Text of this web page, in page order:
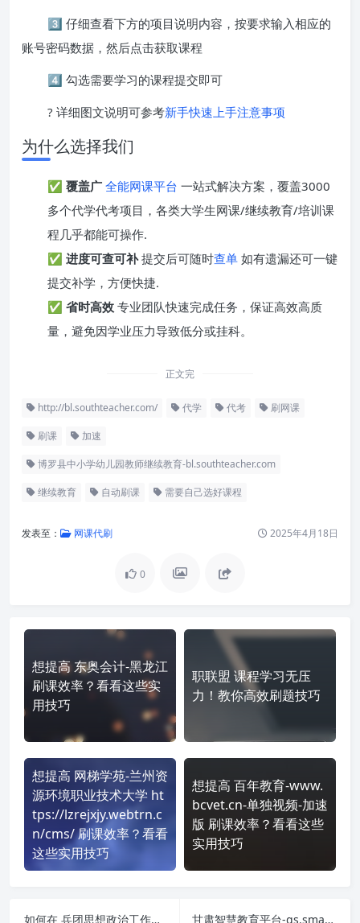
3️⃣ 仔细查看下方的项目说明内容，按要求输入相应的
账号密码数据，然后点击获取课程
4️⃣ 勾选需要学习的课程提交即可
? 详细图文说明可参考新手快速上手注意事项
为什么选择我们
✅ 覆盖广 全能网课平台 一站式解决方案，覆盖3000
多个代学代考项目，各类大学生网课/继续教育/培训课
程几乎都能可操作.
✅ 进度可查可补提交后可随时查单 如有遗漏还可一键
提交补学，方便快捷.
✅ 省时高效 专业团队快速完成任务，保证高效高质
量，避免因学业压力导致低分或挂科。
正文完
http://bl.southteacher.com/ 代学 代考 刷网课
刷课 加速
博罗县中小学幼儿园教师继续教育-bl.southteacher.com
继续教育 自动刷课 需要自己选好课程
发表至： 网课代刷 2025年4月18日
0
想提高 东奥会计-黑龙江
刷课效率？看看这些实
用技巧
职联盟 课程学习无压
力！教你高效刷题技巧
想提高 网梯学苑-兰州资
源环境职业技术大学 ht
tps://lzrejxjy.webtrn.c
n/cms/ 刷课效率？看看
这些实用技巧
想提高 百年教育-www.
bcvet.cn-单独视频-加速
版 刷课效率？看看这些
实用技巧
如何在 兵团思想政治工作人员继续教育-xjbtsxzz.yxlearning.com 平台快速完成学习任务？ 甘肃智慧教育平台-gs.smartedu.cn-国家中小学智慧教育平台应用培训 课程学习无压力！教你高效刷题技巧